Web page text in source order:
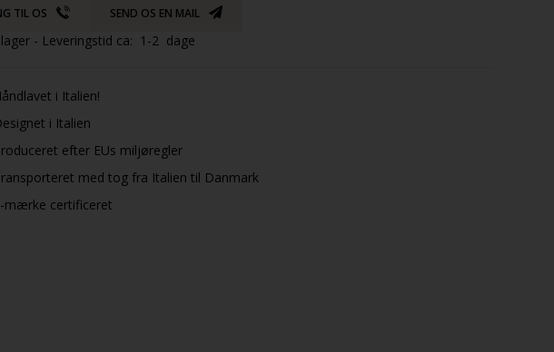
TIL OS SEND OS EN MAIL
- Leveringstid ca: 1-2 dage
i Italien!
i Italien
efter EUs miljøregler
med tog fra Italien til Danmark
mærke certificeret